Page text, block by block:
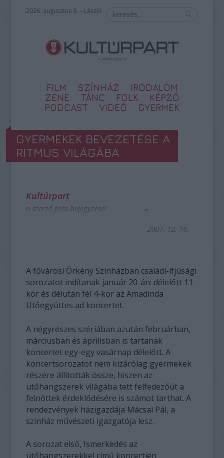
2026. augusztus 8. – László
FILM SZÍNHÁZ
IRODALOM
ZENE
TÁNC FOLK
KÉPZŐ
PODCAST
VIDEÓ GYERMEK
GYERMEKEK BEVEZETÉSE A
RITMUS VILÁGÁBA
Kultúrpart
a szerző friss bejegyzései
2007. 12. 16.
A fővárosi Örkény Színházban családi-ifjúsági
sorozatot indítanak január 20-án: délelőtt 11-
kor és délután fél 4-kor az Amadinda
Ütőegyüttes ad koncertet.
A négyrészes szériában azután februárban,
márciusban és áprilisban is tartanak
koncertet egy-egy vasárnap délelőtt. A
koncertsorozatot nem kizárólag gyermekek
részére állították össze, hiszen az
ütőhangszerek világába tett felfedezőút a
felnőttek érdeklődésére is számot tarthat. A
rendezvények házigazdája Mácsai Pál, a
színház művészeti igazgatója lesz.
A sorozat első, Ismerkedés az
ütőhangszerekkel című koncertjén